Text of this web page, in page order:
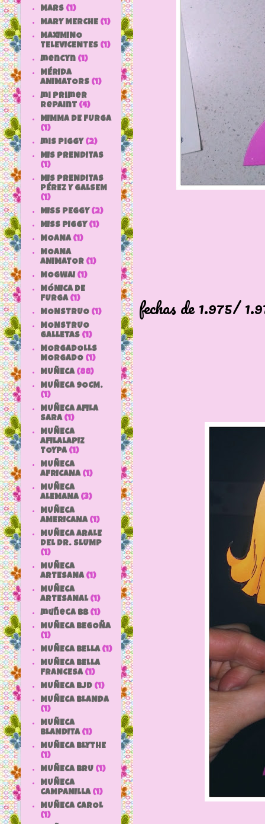
fechas de 1.975/
MARS (1)
MARY MERCHE (1)
MAXIMINO
TELEVICENTES (1)
mencyn (1)
MÉRIDA
ANIMATORS (1)
mi primer
repaint (4)
MIMMA DE FURGA
(1)
mis piggy (2)
MIS PRENDITAS
(1)
MIS PRENDITAS
PÉREZ Y GALSEM
(1)
MISS PEGGY (2)
MISS PIGGY (1)
MOANA (1)
MOANA
ANIMATOR (1)
MOGWAI (1)
MÓNICA DE
FURGA (1)
MONSTRUO (1)
MONSTRUO
GALLETAS (1)
MORGADOLLS
MORGADO (1)
MUÑECA (88)
MUÑECA 9OCM.
(1)
MUÑECA AFILA
SARA (1)
MUÑECA
AFILALAPIZ
TOYPA (1)
MUÑECA
AFRICANA (1)
MUÑECA
ALEMANA (3)
MUÑECA
AMERICANA (1)
MUÑECA ARALE
DEL DR. SLUMP
(1)
MUÑECA
ARTESANA (1)
MUÑECA
ARTESANAL (1)
muñeca bb (1)
MUÑECA BEGOÑA
(1)
MUÑECA BELLA (1)
MUÑECA BELLA
FRANCESA (1)
MUÑECA BJD (1)
MUÑECA BLANDA
(1)
MUÑECA
BLANDITA (1)
MUÑECA BLYTHE
(1)
MUÑECA BRU (1)
MUÑECA
CAMPANILLA (1)
MUÑECA CAROL
(1)